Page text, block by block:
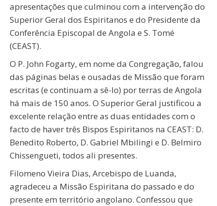
apresentações que culminou com a intervenção do
Superior Geral dos Espiritanos e do Presidente da
Conferência Episcopal de Angola e S. Tomé
(CEAST).
O P. John Fogarty, em nome da Congregação, falou
das páginas belas e ousadas de Missão que foram
escritas (e continuam a sê-lo) por terras de Angola
há mais de 150 anos. O Superior Geral justificou a
excelente relação entre as duas entidades com o
facto de haver três Bispos Espiritanos na CEAST: D.
Benedito Roberto, D. Gabriel Mbilingi e D. Belmiro
Chissengueti, todos ali presentes.
Filomeno Vieira Dias, Arcebispo de Luanda,
agradeceu a Missão Espiritana do passado e do
presente em território angolano. Confessou que